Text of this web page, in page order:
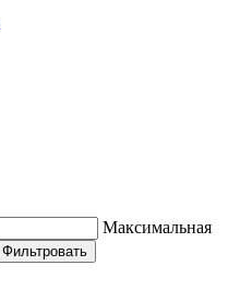
Максимальная
Фильтровать